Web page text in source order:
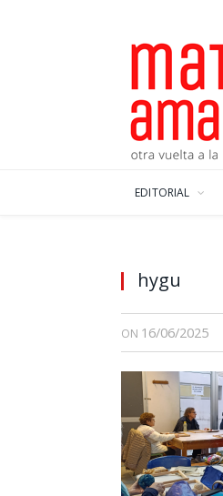
EDITORIAL
hygu
ON 16/06/2025